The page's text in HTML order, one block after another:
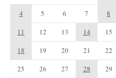
4
5 6 7 8
11
12 13 14 15
18
19 20 21 22
25
26 27 28 29